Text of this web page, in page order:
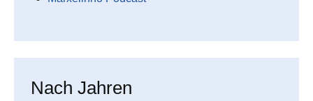
Nach Jahren